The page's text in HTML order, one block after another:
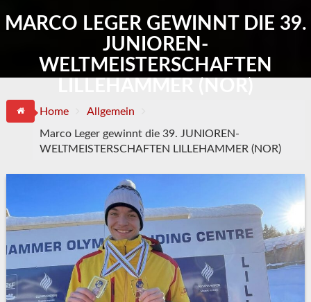
MARCO LEGER GEWINNT DIE 39.
JUNIOREN-
WELTMEISTERSCHAFTEN
Home
Allgemein
Marco Leger gewinnt die 39. JUNIOREN-
WELTMEISTERSCHAFTEN LILLEHAMMER (NOR)